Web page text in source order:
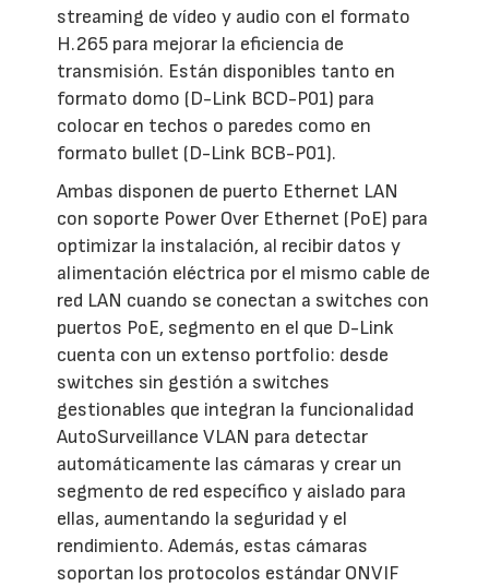
streaming de vídeo y audio con el formato
H.265 para mejorar la eficiencia de
transmisión. Están disponibles tanto en
formato domo (D-Link BCD-P01) para
colocar en techos o paredes como en
formato bullet (D-Link BCB-P01).
Ambas disponen de puerto Ethernet LAN
con soporte Power Over Ethernet (PoE) para
optimizar la instalación, al recibir datos y
alimentación eléctrica por el mismo cable de
red LAN cuando se conectan a switches con
puertos PoE, segmento en el que D-Link
cuenta con un extenso portfolio: desde
switches sin gestión a switches
gestionables que integran la funcionalidad
AutoSurveillance VLAN para detectar
automáticamente las cámaras y crear un
segmento de red específico y aislado para
ellas, aumentando la seguridad y el
rendimiento. Además, estas cámaras
soportan los protocolos estándar ONVIF